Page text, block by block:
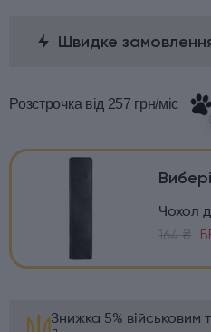
Швидке
Розстрочка від 257 грн/міс
Чохол
164 ₴
Знижка 5% військовим